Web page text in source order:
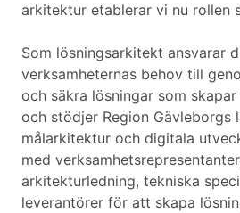
arkitektur etablerar vi nu rollen
Som lösningsarkitekt ansvarar
verksamheternas behov till
och säkra lösningar som
och stödjer Region Gävleborgs
målarkitektur och digitala
med
arkitekturledning, tekniska
leverantörer för att skapa